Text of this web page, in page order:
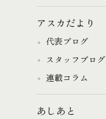
アスカだより
代表ブログ
スタッフブログ
連載コラム
あしあと